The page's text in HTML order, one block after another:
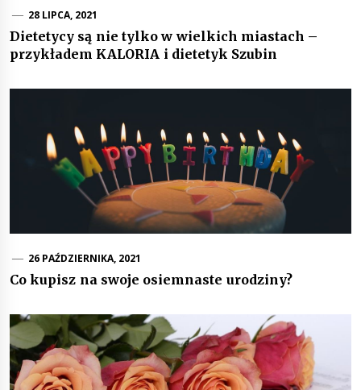
28 LIPCA, 2021
Dietetycy są nie tylko w wielkich miastach –
przykładem KALORIA i dietetyk Szubin
26 PAŹDZIERNIKA, 2021
Co kupisz na swoje osiemnaste urodziny?